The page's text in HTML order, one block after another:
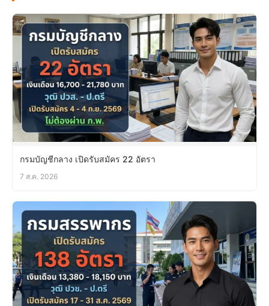
กรมบัญชีกลาง เปิดรับสมัคร 22 อัตรา
7 ส.ค. 2026